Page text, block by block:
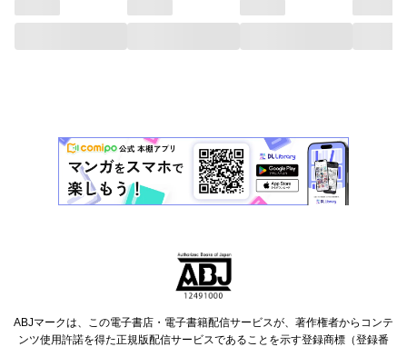
ABJマークは、この電子書店・電子書籍配信サービスが、著作権者からコンテ
ンツ使用許諾を得た正規版配信サービスであることを示す登録商標（登録番